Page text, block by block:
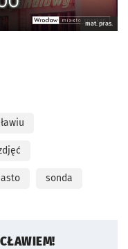
mat. pras.
sonda